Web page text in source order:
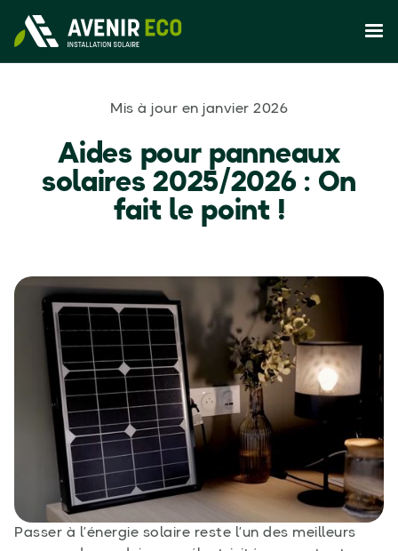
Mis à jour en janvier 2026
Aides pour panneaux
solaires 2025/2026 : On
fait le point !
Passer à l’énergie solaire reste l’un des meilleurs